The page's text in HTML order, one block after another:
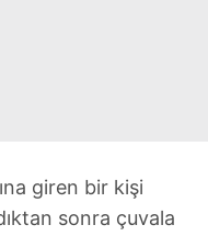
giren bir kişi
sonra çuvala